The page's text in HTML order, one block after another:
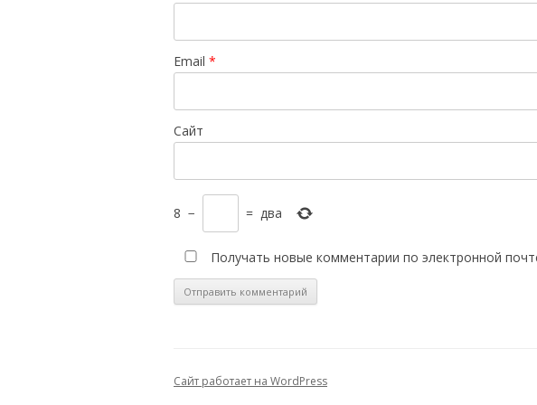
Email *
Сайт
8 − = два
Получать новые комментарии по электронной
Сайт работает на WordPress